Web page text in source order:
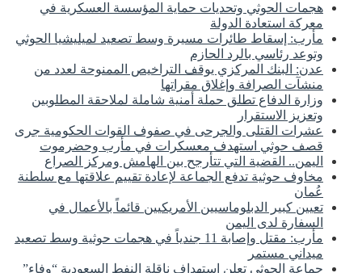
هجمات الحوثي وتحديات حماية المؤسسة العسكرية في
معركة استعادة الدولة
مأرب: إسقاط طائرات مسيرة وسط تصعيد لميليشيا الحوثي
وتوعد رئاسي بالرد الحازم
عدن: البنك المركزي يوقف التراخيص الممنوحة لعدد من
منشآت الصرافة وإغلاق مقراتها
وزارة الدفاع تطلق حملة أمنية شاملة لملاحقة المطلوبين
وتعزيز الاستقرار
عشرات القتلى والجرحى في صفوف القوات الحكومية جرى
قصف حوثي استهدف معسكرات في مأرب وحضرموت
اليمن.. القضية التي تتأرجح بين الهامش ومركز الصراع
مخاوف حوثية تدفع الجماعة لإعادة تقييم علاقتها مع سلطنة
عُمان
تعيين كبير الدبلوماسيين الأمريكيين قائماً بالأعمال في
السفارة لدى اليمن
مأرب: مقتل وإصابة 11 جندياً في هجمات حوثية وسط تصعيد
ميداني مستمر
جماعة الحوثي تعلن استهداف ناقلة النفط السعودية “وفاء”